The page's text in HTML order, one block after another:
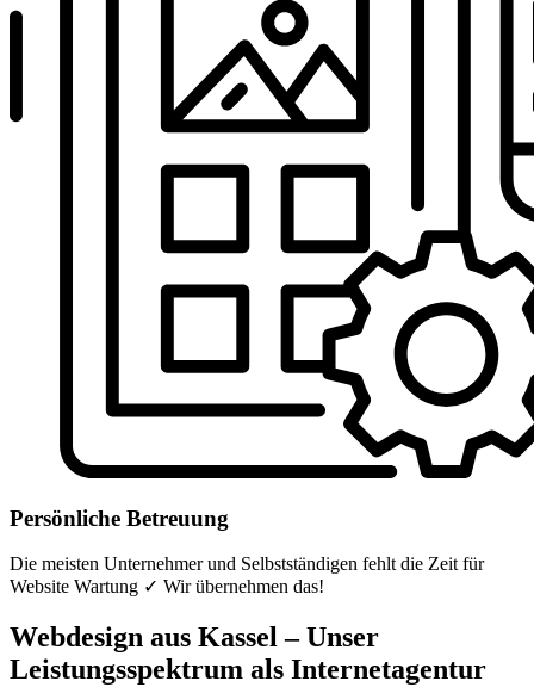
Persönliche Betreuung
Die meisten Unternehmer und Selbstständigen fehlt die Zeit für
Website Wartung ✓ Wir übernehmen das!
Webdesign aus Kassel – Unser
Leistungsspektrum als Internetagentur